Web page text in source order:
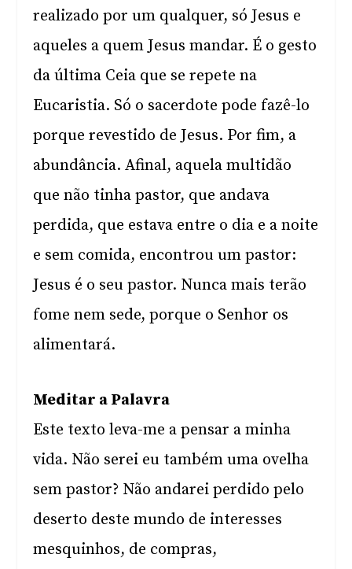
realizado por um qualquer, só Jesus e
aqueles a quem Jesus mandar. É o gesto
da última Ceia que se repete na
Eucaristia. Só o sacerdote pode fazê-lo
porque revestido de Jesus. Por fim, a
abundância. Afinal, aquela multidão
que não tinha pastor, que andava
perdida, que estava entre o dia e a noite
e sem comida, encontrou um pastor:
Jesus é o seu pastor. Nunca mais terão
fome nem sede, porque o Senhor os
alimentará.
Meditar a Palavra
Este texto leva-me a pensar a minha
vida. Não serei eu também uma ovelha
sem pastor? Não andarei perdido pelo
deserto deste mundo de interesses
mesquinhos, de compras,